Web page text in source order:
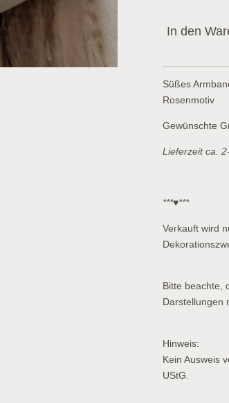
In den
Süßes
Rosenmotiv
Gewünschte
Lieferzeit ca.
***♥***
Verkauft wird
Bitte beachte,
Darstellungen
Hinweis:
Kein Ausweis
UStG.